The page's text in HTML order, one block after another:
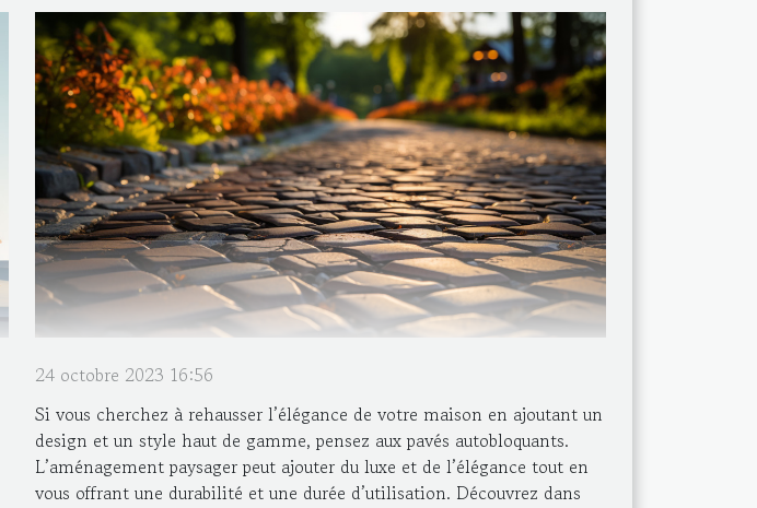
24 octobre 2023 16:56
Si vous cherchez à rehausser l’élégance de votre maison en ajoutant un
design et un style haut de gamme, pensez aux pavés autobloquants.
L’aménagement paysager peut ajouter du luxe et de l’élégance tout en
vous offrant une durabilité et une durée d’utilisation. Découvrez dans